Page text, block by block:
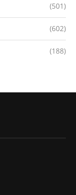
(501)
(602)
(188)